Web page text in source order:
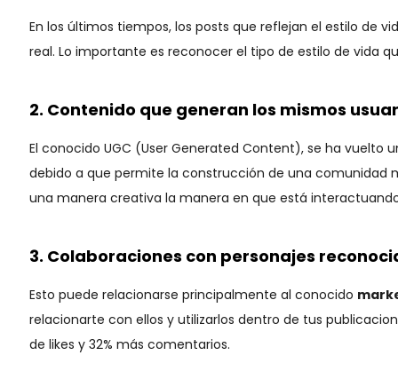
En los últimos tiempos, los posts que reflejan el estilo de
real. Lo importante es reconocer el tipo de estilo de vida
2. Contenido que generan los mismos
El conocido UGC (User Generated Content), se ha
debido a que permite la construcción de una comunidad
una manera creativa la manera en que está
3. Colaboraciones con personajes
Esto puede relacionarse principalmente al conocido
relacionarte con ellos y utilizarlos dentro de tus
de likes y 32% más comentarios.